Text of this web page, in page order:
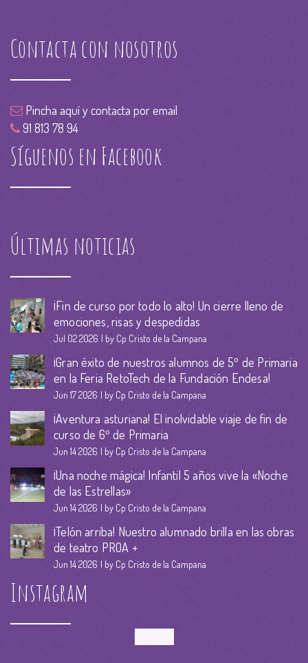
Contacta con nosotros
Pincha aquí y contacta por email
91 813 78 94
Síguenos en Facebook
Últimas noticias
¡Fin de curso por todo lo alto! Un cierre lleno de
emociones, risas y despedidas
Jul 02 2026 by Cp Cristo de la Campana
¡Gran éxito de nuestros alumnos de 5º de Primaria
en la Feria RetoTech de la Fundación Endesa!
Jun 17 2026 by Cp Cristo de la Campana
¡Aventura asturiana! El inolvidable viaje de fin de
curso de 6º de Primaria
Jun 14 2026 by Cp Cristo de la Campana
¡Una noche mágica! Infantil 5 años vive la «Noche
de las Estrellas»
Jun 14 2026 by Cp Cristo de la Campana
¡Telón arriba! Nuestro alumnado brilla en las obras
de teatro PROA +
Jun 14 2026 by Cp Cristo de la Campana
Instagram